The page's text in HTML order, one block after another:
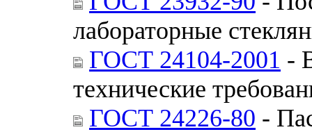
лабораторные
ГОСТ 24104-2001 -
технические
ГОСТ 24226-80 -